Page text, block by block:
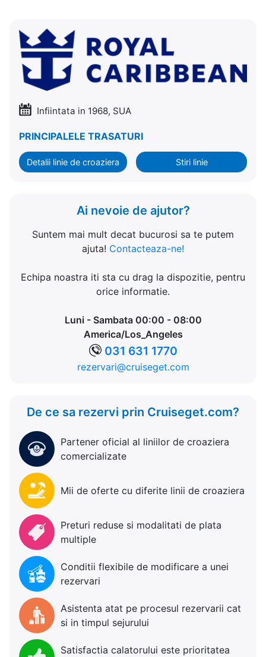
Infiintata in 1968, SUA
PRINCIPALELE TRASATURI
Detalii linie de croaziera Stiri linie
Ai nevoie de ajutor?
Suntem mai mult decat bucurosi sa te putem
ajuta! Contacteaza-ne!
Echipa noastra iti sta cu drag la dispozitie, pentru
orice informatie.
Luni - Sambata 00:00 - 08:00
America/Los_Angeles
031 631 1770
rezervari@cruiseget.com
De ce sa rezervi prin Cruiseget.com?
Partener oficial al liniilor de croaziera
comercializate
Mii de oferte cu diferite linii de croaziera
Preturi reduse si modalitati de plata
multiple
Conditii flexibile de modificare a unei
rezervari
Asistenta atat pe procesul rezervarii cat
si in timpul sejurului
Satisfactia calatorului este prioritatea